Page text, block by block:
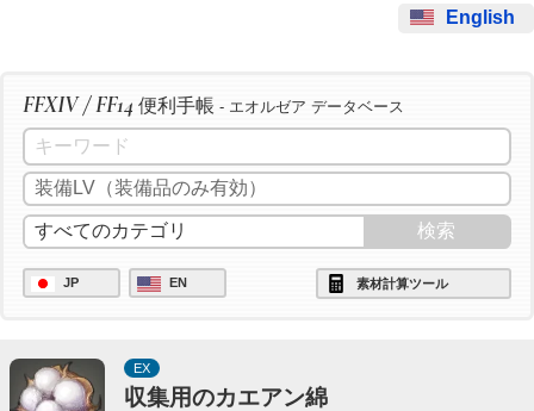
English
FFXIV / FF14 便利手帳 - エオルゼア データベース
JP EN 素材計算ツール
EX
収集用のカエアン綿